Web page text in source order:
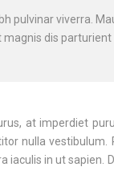
pulvinar viverra.
dis
at imperdiet
nulla vestibulum.
iaculis in ut sapien.